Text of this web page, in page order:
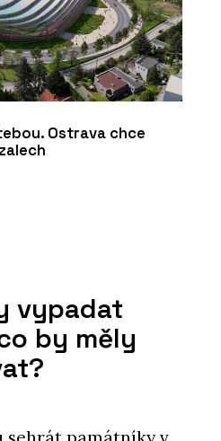
Ostrava chce
vypadat
by měly